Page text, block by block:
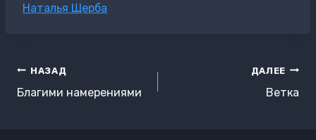
Метки
Наталья Щерба
Навигация
по
НАЗАД
Благими намерениями
ДАЛЕЕ
Ветка